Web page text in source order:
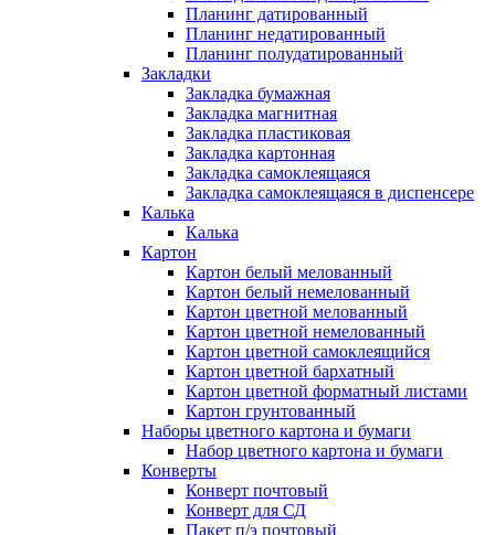
Планинг датированный
Планинг недатированный
Планинг полудатированный
Закладки
Закладка бумажная
Закладка магнитная
Закладка пластиковая
Закладка картонная
Закладка самоклеящаяся
Закладка самоклеящаяся в диспенсере
Калька
Калька
Картон
Картон белый мелованный
Картон белый немелованный
Картон цветной мелованный
Картон цветной немелованный
Картон цветной самоклеящийся
Картон цветной бархатный
Картон цветной форматный листами
Картон грунтованный
Наборы цветного картона и бумаги
Набор цветного картона и бумаги
Конверты
Конверт почтовый
Конверт для СД
Пакет п/э почтовый